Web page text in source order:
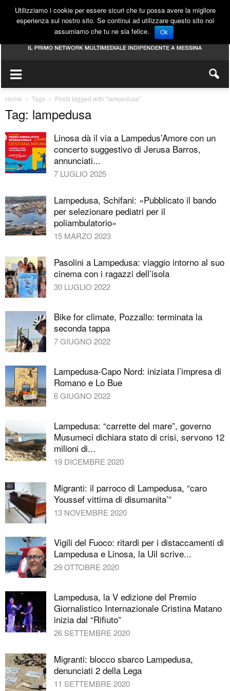
Home Tags Posts tagged with "lampedusa"
Tag: lampedusa
Linosa dà il via a Lampedus’Amore con un
concerto suggestivo di Jerusa Barros,
annunciati...
7 LUGLIO 2025
Lampedusa, Schifani: «Pubblicato il bando
per selezionare pediatri per il
poliambulatorio»
15 MARZO 2023
Pasolini a Lampedusa: viaggio intorno al suo
cinema con i ragazzi dell’isola
30 LUGLIO 2022
Bike for climate, Pozzallo: terminata la
seconda tappa
7 GIUGNO 2022
Lampedusa-Capo Nord: iniziata l’impresa di
Romano e Lo Bue
6 GIUGNO 2022
Lampedusa: “carrette del mare”, governo
Musumeci dichiara stato di crisi, servono 12
milioni di...
19 DICEMBRE 2020
Migranti: il parroco di Lampedusa, “caro
Youssef vittima di disumanita’”
13 NOVEMBRE 2020
Vigili del Fuoco: ritardi per i distaccamenti di
Lampedusa e Linosa, la Uil scrive...
29 OTTOBRE 2020
Lampedusa, la V edizione del Premio
Giornalistico Internazionale Cristina Matano
inizia dal “Rifiuto”
26 SETTEMBRE 2020
Migranti: blocco sbarco Lampedusa,
denunciati 2 della Lega
11 SETTEMBRE 2020
Utilizziamo i cookie per essere sicuri che tu possa avere la migliore
esperienza sul nostro sito. Se continui ad utilizzare questo sito noi
assumiamo che tu ne sia felice.
Ok